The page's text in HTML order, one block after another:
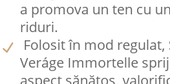
a promova un ten cu
riduri.
Folosit în mod
Veráge Immortelle
aspect sănătos,